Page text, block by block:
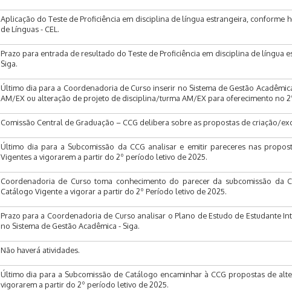
Aplicação do Teste de Proficiência em disciplina de língua estrangeira, conforme
de Línguas - CEL.
Prazo para entrada de resultado do Teste de Proficiência em disciplina de língua
Siga.
Último dia para a Coordenadoria de Curso inserir no Sistema de Gestão
AM/EX ou alteração de projeto de disciplina/turma AM/EX para oferecimento no
Comissão Central de Graduação – CCG delibera sobre as propostas de criação/
Último dia para a Subcomissão da CCG analisar e emitir pareceres nas
Vigentes a vigorarem a partir do 2º período letivo de 2025.
Coordenadoria de Curso toma conhecimento do parecer da subcomissão da
Catálogo Vigente a vigorar a partir do 2º Período letivo de 2025.
Prazo para a Coordenadoria de Curso analisar o Plano de Estudo de Estudante
no Sistema de Gestão Acadêmica - Siga.
Não haverá atividades.
Último dia para a Subcomissão de Catálogo encaminhar à CCG propostas de
vigorarem a partir do 2º período letivo de 2025.